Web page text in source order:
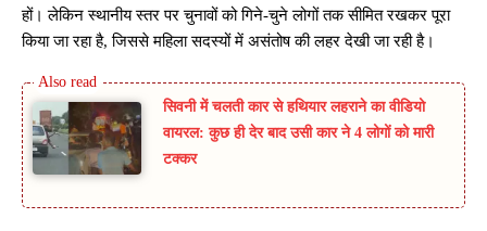
हों। लेकिन स्थानीय स्तर पर चुनावों को गिने-चुने लोगों तक सीमित रखकर पूरा
किया जा रहा है, जिससे महिला सदस्यों में असंतोष की लहर देखी जा रही है।
सिवनी में चलती कार से हथियार लहराने का वीडियो
वायरल: कुछ ही देर बाद उसी कार ने 4 लोगों को मारी
टक्कर